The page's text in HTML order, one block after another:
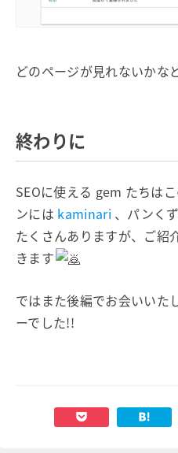
どのページが見れないかな
終わりに
SEOに使える gem たちは
ンには kaminari 、パンく
たくさんありますが、ご紹
きます
ではまた後編でお会いいた
ーでした!!